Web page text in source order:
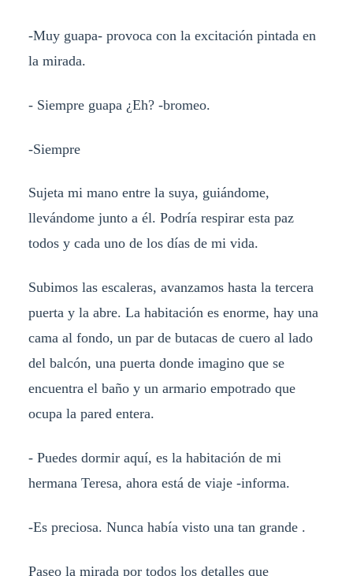
-Muy guapa- provoca con la excitación pintada en
la mirada.
- Siempre guapa ¿Eh? -bromeo.
-Siempre
Sujeta mi mano entre la suya, guiándome,
llevándome junto a él. Podría respirar esta paz
todos y cada uno de los días de mi vida.
Subimos las escaleras, avanzamos hasta la tercera
puerta y la abre. La habitación es enorme, hay una
cama al fondo, un par de butacas de cuero al lado
del balcón, una puerta donde imagino que se
encuentra el baño y un armario empotrado que
ocupa la pared entera.
- Puedes dormir aquí, es la habitación de mi
hermana Teresa, ahora está de viaje -informa.
-Es preciosa. Nunca había visto una tan grande .
Paseo la mirada por todos los detalles que